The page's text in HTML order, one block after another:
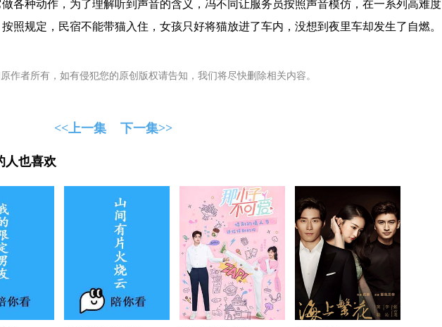
各种动作，为了理解听到声音的含义，冯不同让服务员按照声音模仿，在一系列高难度
照规定，民宿不能带猫入住，女孩只好将猫放进了车内，没想到夜里车却发生了自燃。
作者所有，如有侵犯您的原创版权请告知，我们将尽快删除相关内容。
<<上一集 下一集>>
人也喜欢